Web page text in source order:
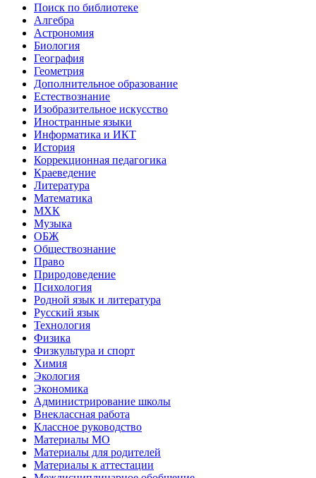
Поиск по библиотеке
Алгебра
Астрономия
Биология
География
Геометрия
Дополнительное образование
Естествознание
Изобразительное искусство
Иностранные языки
Информатика и ИКТ
История
Коррекционная педагогика
Краеведение
Литература
Математика
МХК
Музыка
ОБЖ
Обществознание
Право
Природоведение
Психология
Родной язык и литература
Русский язык
Технология
Физика
Физкультура и спорт
Химия
Экология
Экономика
Администрирование школы
Внеклассная работа
Классное руководство
Материалы МО
Материалы для родителей
Материалы к аттестации